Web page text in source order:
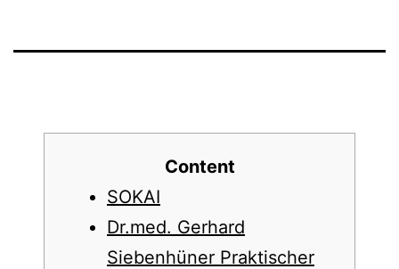
Content
SOKAI
Dr.med. Gerhard
Siebenhüner Praktischer